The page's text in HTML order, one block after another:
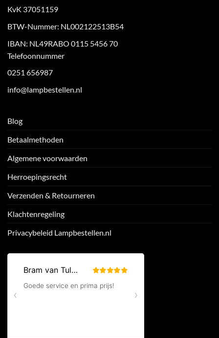
KvK 37051159
BTW-Nummer: NL002122513B54
IBAN: NL49RABO 0115 5456 70
Telefoonnummer
0251 656987
info@lampbestellen.nl
Blog
Betaalmethoden
Algemene voorwaarden
Herroepingsrecht
Verzenden & Retourneren
Klachtenregeling
Privacybeleid Lampbestellen.nl